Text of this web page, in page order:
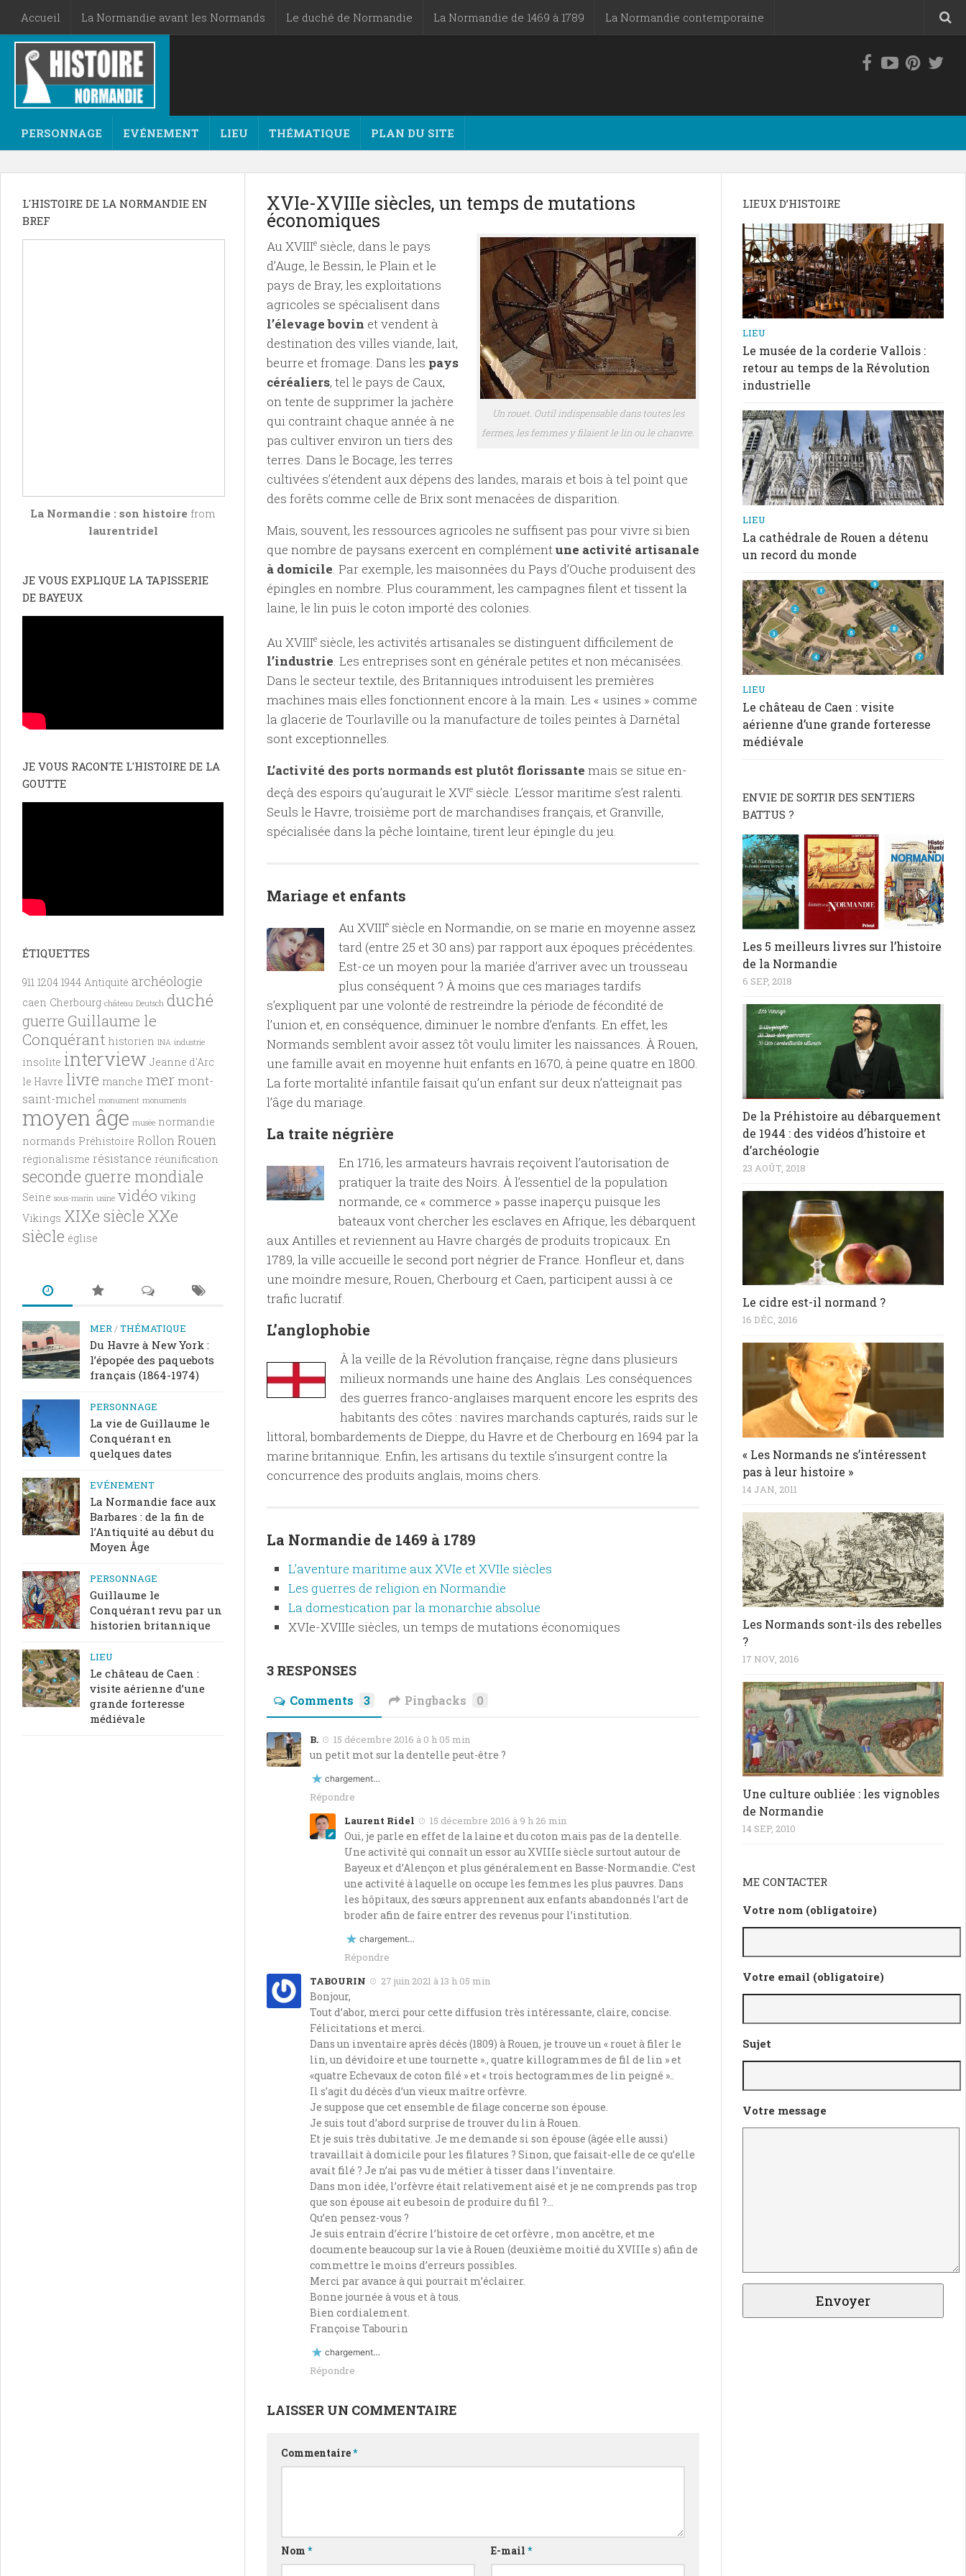
Accueil La Normandie avant les Normands Le duché de Normandie La Normandie de 1469 à 1789 La Normandie contemporaine
PERSONNAGE EVÉNEMENT LIEU THÉMATIQUE PLAN DU SITE
XVIe-XVIIIe siècles, un temps de mutations
économiques
Un rouet. Outil indispensable dans toutes les
fermes, les femmes y filaient le lin ou le chanvre.
Au XVIIIe siècle, dans le pays
d’Auge, le Bessin, le Plain et le
pays de Bray, les exploitations
agricoles se spécialisent dans
l’élevage bovin et vendent à
destination des villes viande, lait,
beurre et fromage. Dans les pays
céréaliers, tel le pays de Caux,
on tente de supprimer la jachère
qui contraint chaque année à ne
pas cultiver environ un tiers des
terres. Dans le Bocage, les terres
cultivées s’étendent aux dépens des landes, marais et bois à tel point que
des forêts comme celle de Brix sont menacées de disparition.
Mais, souvent, les ressources agricoles ne suffisent pas pour vivre si bien
que nombre de paysans exercent en complémentune activité artisanale
à domicile. Par exemple, les maisonnées du Pays d’Ouche produisent des
épingles en nombre. Plus couramment, les campagnes filent et tissent la
laine, le lin puis le coton importé des colonies.
Au XVIIIe siècle, les activités artisanales se distinguent difficilement de
l’industrie. Les entreprises sont en générale petites et non mécanisées.
Dans le secteur textile, des Britanniques introduisent les premières
machines mais elles fonctionnent encore à la main. Les « usines » comme
la glacerie de Tourlaville ou la manufacture de toiles peintes à Darnétal
sont exceptionnelles.
L’activité des ports normands est plutôt florissante mais se situe en-
deçà des espoirs qu’augurait le XVIe siècle. L’essor maritime s’est ralenti.
Seuls le Havre, troisième port de marchandises français, et Granville,
spécialisée dans la pêche lointaine, tirent leur épingle du jeu.
Mariage et enfants
Au XVIIIe siècle en Normandie, on se marie en moyenne assez
tard (entre 25 et 30 ans) par rapport aux époques précédentes.
Est-ce un moyen pour la mariée d’arriver avec un trousseau
plus conséquent ? À moins que ces mariages tardifs
s’expliquent par une volonté de restreindre la période de fécondité de
l’union et, en conséquence, diminuer le nombre d’enfants. En effet, les
Normands semblent avoir assez tôt voulu limiter les naissances. À Rouen,
une famille avait en moyenne huit enfants en 1670, à peine quatre en 1800.
La forte mortalité infantile faisait qu’un enfant sur deux n’atteignait pas
l’âge du mariage.
La traite négrière
En 1716, les armateurs havrais reçoivent l’autorisation de
pratiquer la traite des Noirs. À l’essentiel de la population
normande, ce « commerce » passe inaperçu puisque les
bateaux vont chercher les esclaves en Afrique, les débarquent
aux Antilles et reviennent au Havre chargés de produits tropicaux. En
1789, la ville accueille le second port négrier de France. Honfleur et, dans
une moindre mesure, Rouen, Cherbourg et Caen, participent aussi à ce
trafic lucratif.
L’anglophobie
À la veille de la Révolution française, règne dans plusieurs
milieux normands une haine des Anglais. Les conséquences
des guerres franco-anglaises marquent encore les esprits des
habitants des côtes : navires marchands capturés, raids sur le
littoral, bombardements de Dieppe, du Havre et de Cherbourg en 1694 par la
marine britannique. Enfin, les artisans du textile s’insurgent contre la
concurrence des produits anglais, moins chers.
La Normandie de 1469 à 1789
L’aventure maritime aux XVIe et XVIIe siècles
Les guerres de religion en Normandie
La domestication par la monarchie absolue
XVIe-XVIIIe siècles, un temps de mutations économiques
3 RESPONSES
Comments 3 Pingbacks 0
B. 15 décembre 2016 à 0 h 05 min
un petit mot sur la dentelle peut-être ?
chargement…
Répondre
Laurent Ridel
15 décembre 2016 à 9 h 26 min
Oui, je parle en effet de la laine et du coton mais pas de la dentelle.
Une activité qui connaît un essor au XVIIIe siècle surtout autour de
Bayeux et d’Alençon et plus généralement en Basse-Normandie. C’est
une activité à laquelle on occupe les femmes les plus pauvres. Dans
les hôpitaux, des sœurs apprennent aux enfants abandonnés l’art de
broder afin de faire entrer des revenus pour l’institution.
chargement…
Répondre
TABOURIN
27 juin 2021 à 13 h 05 min
Bonjour,
Tout d’abor, merci pour cette diffusion très intéressante, claire, concise.
Félicitations et merci.
Dans un inventaire après décès (1809) à Rouen, je trouve un « rouet à filer le
lin, un dévidoire et une tournette »., quatre killogrammes de fil de lin » et
«quatre Echevaux de coton filé » et « trois hectogrammes de lin peigné »..
Il s’agit du décès d’un vieux maître orfèvre.
Je suppose que cet ensemble de filage concerne son épouse.
Je suis tout d’abord surprise de trouver du lin à Rouen.
Et je suis très dubitative. Je me demande si son épouse (âgée elle aussi)
travaillait à domicile pour les filatures ? Sinon, que faisait-elle de ce qu’elle
avait filé ? Je n’ai pas vu de métier à tisser dans l’inventaire.
Dans mon idée, l’orfèvre était relativement aisé et je ne comprends pas trop
que son épouse ait eu besoin de produire du fil ?…
Qu’en pensez-vous ?
Je suis entrain d’écrire l’histoire de cet orfèvre , mon ancêtre, et me
documente beaucoup sur la vie à Rouen (deuxième moitié du XVIIIe s) afin de
commettre le moins d’erreurs possibles.
Merci par avance à qui pourrait m’éclairer.
Bonne journée à vous et à tous.
Bien cordialement.
Françoise Tabourin
chargement…
Répondre
LAISSER UN COMMENTAIRE
Commentaire*
Nom * E-mail*
L'HISTOIRE DE LA NORMANDIE EN
BREF
La Normandie : son histoire from
laurentridel
JE VOUS EXPLIQUE LA TAPISSERIE
DE BAYEUX
JE VOUS RACONTE L'HISTOIRE DE LA
GOUTTE
ÉTIQUETTES
911 1204 1944 Antiquité archéologie
caen Cherbourg château Deutsch duché
guerreGuillaume le
Conquérant historien INA industrie
insolite interview Jeanne d'Arc
le Havre livre manche mermont-
saint-michel monument monuments
moyen âge musée normandie
normands Préhistoire Rollon Rouen
régionalisme résistance réunification
seconde guerre mondiale
Seine sous-marin usine vidéo viking
Vikings XIXe siècle XXe
siècle église
MER/THÉMATIQUE
Du Havre à New York :
l’épopée des paquebots
français (1864-1974)
PERSONNAGE
La vie de Guillaume le
Conquérant en
quelques dates
EVÉNEMENT
La Normandie face aux
Barbares : de la fin de
l’Antiquité au début du
Moyen Âge
PERSONNAGE
Guillaume le
Conquérant revu par un
historien britannique
LIEU
Le château de Caen :
visite aérienne d’une
grande forteresse
médiévale
LIEUX D’HISTOIRE
LIEU
Le musée de la corderie Vallois :
retour au temps de la Révolution
industrielle
LIEU
La cathédrale de Rouen a détenu
un record du monde
LIEU
Le château de Caen : visite
aérienne d’une grande forteresse
médiévale
ENVIE DE SORTIR DES SENTIERS
BATTUS ?
Les 5 meilleurs livres sur l’histoire
de la Normandie
6 SEP, 2018
De la Préhistoire au débarquement
de 1944 : des vidéos d’histoire et
d’archéologie
23 AOÛT, 2018
Le cidre est-il normand ?
16 DÉC, 2016
« Les Normands ne s’intéressent
pas à leur histoire »
14 JAN, 2011
Les Normands sont-ils des rebelles
?
17 NOV, 2016
Une culture oubliée : les vignobles
de Normandie
14 SEP, 2010
ME CONTACTER
Votre nom (obligatoire)
Votre email (obligatoire)
Sujet
Votre message